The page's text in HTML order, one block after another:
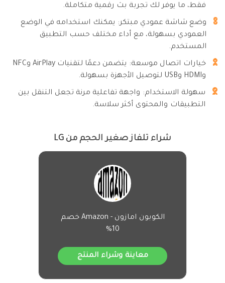
فقط، ما يوفر لك تجربة بث رقمية متكاملة.
وضع شاشة عمودي مبتكر: يمكنك استخدامه في الوضع
العمودي بسهولة، مع أداء مختلف حسب التطبيق
المستخدم.
خيارات اتصال موسعة: يتضمن دعمًا لتقنيات AirPlay وNFC
وHDMI وUSB لتوصيل الأجهزة بسهولة.
سهولة الاستخدام: واجهة تفاعلية مرنة تجعل التنقل بين
التطبيقات والمحتوى أكثر سلاسة.
شراء تلفاز صغير الحجم من LG
الكوبون امازون - Amazon خصم
10%
معاينة وشراء المنتج